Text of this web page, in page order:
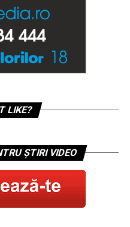
LIKE?
ȘTIRI VIDEO